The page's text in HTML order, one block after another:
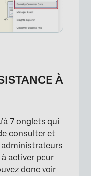
À
7 onglets qui
consulter et
administrateurs
activer pour
donc voir